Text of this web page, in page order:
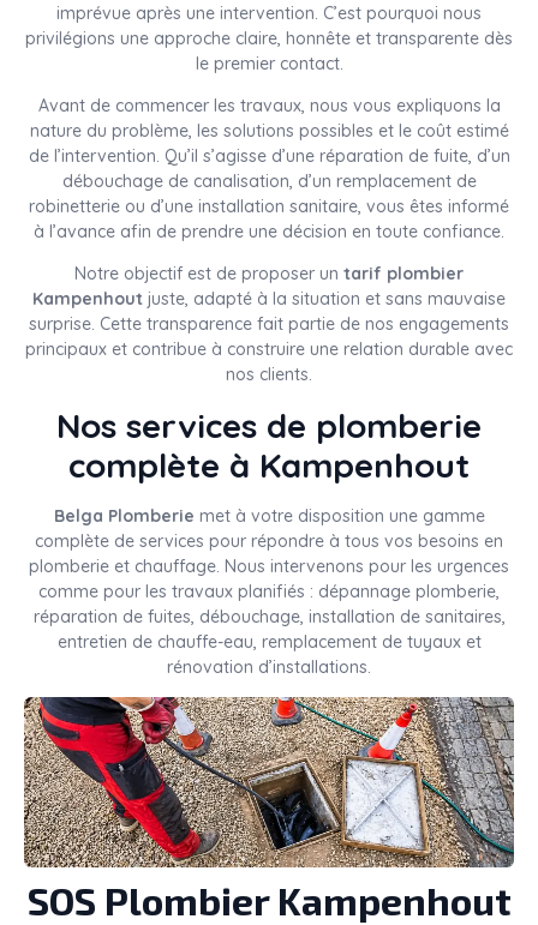
imprévue après une intervention. C’est pourquoi nous
privilégions une approche claire, honnête et transparente dès
le premier contact.
Avant de commencer les travaux, nous vous expliquons la
nature du problème, les solutions possibles et le coût estimé
de l’intervention. Qu’il s’agisse d’une réparation de fuite, d’un
débouchage de canalisation, d’un remplacement de
robinetterie ou d’une installation sanitaire, vous êtes informé
à l’avance afin de prendre une décision en toute confiance.
Notre objectif est de proposer un tarif plombier
Kampenhout juste, adapté à la situation et sans mauvaise
surprise. Cette transparence fait partie de nos engagements
principaux et contribue à construire une relation durable avec
nos clients.
Nos services de plomberie
complète à Kampenhout
Belga Plomberie met à votre disposition une gamme
complète de services pour répondre à tous vos besoins en
plomberie et chauffage. Nous intervenons pour les urgences
comme pour les travaux planifiés : dépannage plomberie,
réparation de fuites, débouchage, installation de sanitaires,
entretien de chauffe-eau, remplacement de tuyaux et
rénovation d’installations.
SOS Plombier Kampenhout